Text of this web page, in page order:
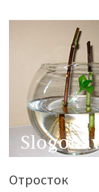
Отросток